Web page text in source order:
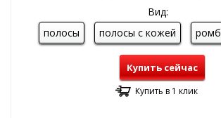
Вид:
полосы
полосы с кожей ромб
Купить сейчас
Купить в 1 клик